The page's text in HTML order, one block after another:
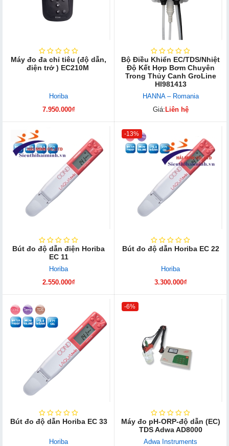
Máy đo đa chỉ tiêu (độ dẫn,
điện trở ) EC210M
Horiba
7.950.000₫
Bộ Điều Khiển EC/TDS/Nhiệt
Độ Kết Hợp Bơm Chuyên
Trong Thủy Canh GroLine
HI981413
HANNA – Romania
Giá: Liên hệ
Bút đo độ dẫn điện Horiba
EC 11
Horiba
2.550.000₫
-13%
Bút đo độ dẫn Horiba EC 22
Horiba
3.300.000₫
Bút đo độ dẫn Horiba EC 33
Horiba
-6%
Máy đo pH-ORP-độ dẫn (EC)
TDS Adwa AD8000
Adwa Instruments